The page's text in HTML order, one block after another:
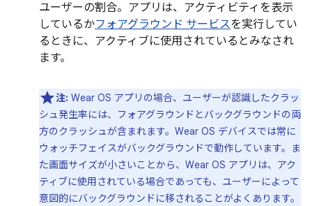
ユーザーの割合。アプリは、アクティビティを表示
しているかフォアグラウンド サービスを実行してい
るときに、アクティブに使用されているとみなされ
ます。
注: Wear OS アプリの場合、ユーザーが認識したクラッ
シュ発生率には、フォアグラウンドとバックグラウンドの両
方のクラッシュが含まれます。Wear OS デバイスでは常に
ウォッチフェイスがバックグラウンドで動作しています。ま
た画面サイズが小さいことから、Wear OS アプリは、アク
ティブに使用されている場合であっても、ユーザーによって
意図的にバックグラウンドに移されることがよくあります。